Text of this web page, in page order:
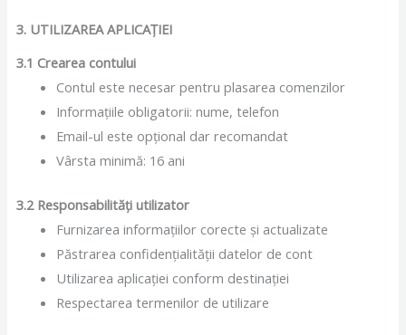
3. UTILIZAREA APLICAȚIEI
3.1 Crearea contului
Contul este necesar pentru plasarea comenzilor
Informațiile obligatorii: nume, telefon
Email-ul este opțional dar recomandat
Vârsta minimă: 16 ani
3.2 Responsabilități utilizator
Furnizarea informațiilor corecte și actualizate
Păstrarea confidențialității datelor de cont
Utilizarea aplicației conform destinației
Respectarea termenilor de utilizare